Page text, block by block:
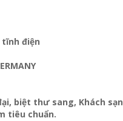
tĩnh điện
biệt thư sang, Khách sạn
tiêu chuẩn.